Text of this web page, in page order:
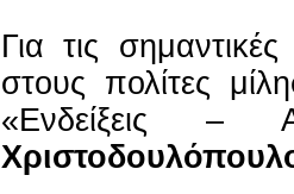
Για τις
στους πολίτες
«Ενδείξεις –